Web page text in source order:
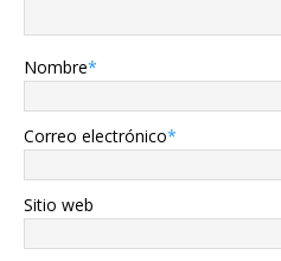
Nombre*
Correo electrónico*
Sitio web